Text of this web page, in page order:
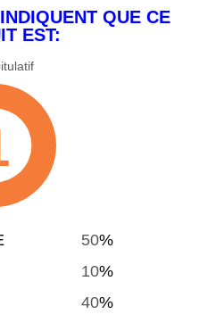
QUE CE
EST:
50%
10%
40%